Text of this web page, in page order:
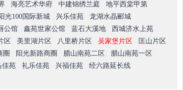
海亮艺术华府 中建锦绣兰庭
地平西棠甲第
光100国际新城 兴乐佳苑
龙湖水晶郦城
公馆 鑫苑世家公馆 蓝石大溪地
西城济水上苑
区 美里湖片区 八里桥片区 吴家堡片区
匡山片区
圈 阳光新路商圈 腊山南苑二区
腊山南苑一区
佳苑 礼乐佳苑 兴福佳苑
经六路延长线